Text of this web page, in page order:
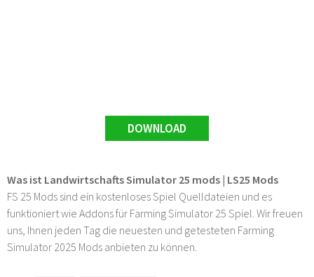
DOWNLOAD
Was ist Landwirtschafts Simulator 25 mods | LS25 Mods
FS 25 Mods sind ein kostenloses Spiel Quelldateien und es
funktioniert wie Addons für Farming Simulator 25 Spiel. Wir freuen
uns, Ihnen jeden Tag die neuesten und getesteten Farming
Simulator 2025 Mods anbieten zu können.